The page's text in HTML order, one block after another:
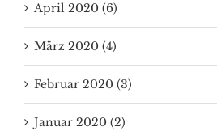
April 2020 (6)
März 2020 (4)
Februar 2020 (3)
Januar 2020 (2)